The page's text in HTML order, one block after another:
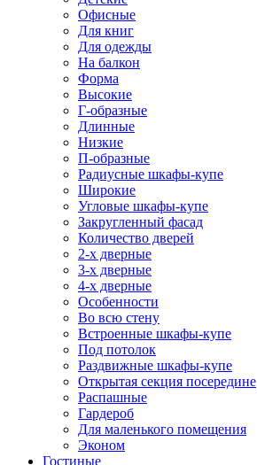
Офисные
Для книг
Для одежды
На балкон
Форма
Высокие
Г-образные
Длинные
Низкие
П-образные
Радиусные шкафы-купе
Широкие
Угловые шкафы-купе
Закругленный фасад
Количество дверей
2-х дверные
3-х дверные
4-х дверные
Особенности
Во всю стену
Встроенные шкафы-купе
Под потолок
Раздвижные шкафы-купе
Открытая секция посередине
Распашные
Гардероб
Для маленького помещения
Эконом
Гостиные